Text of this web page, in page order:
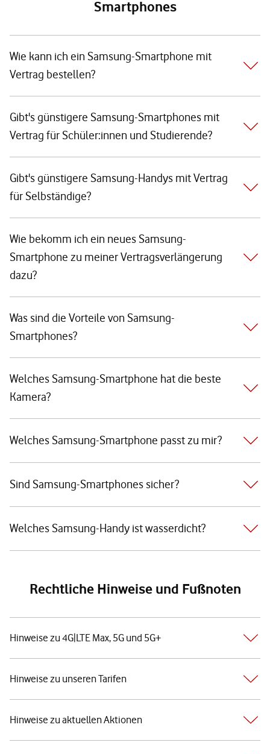
Smartphones
Wie kann ich ein Samsung-Smartphone mit
Vertrag bestellen?
Gibt's günstigere Samsung-Smartphones mit
Vertrag für Schüler:innen und Studierende?
Gibt's günstigere Samsung-Handys mit Vertrag
für Selbständige?
Wie bekomm ich ein neues Samsung-
Smartphone zu meiner Vertragsverlängerung
dazu?
Was sind die Vorteile von Samsung-
Smartphones?
Welches Samsung-Smartphone hat die beste
Kamera?
Welches Samsung-Smartphone passt zu mir?
Sind Samsung-Smartphones sicher?
Welches Samsung-Handy ist wasserdicht?
Rechtliche Hinweise und Fußnoten
Hinweise zu 4G|LTE Max, 5G und 5G+
Hinweise zu unseren Tarifen
Hinweise zu aktuellen Aktionen